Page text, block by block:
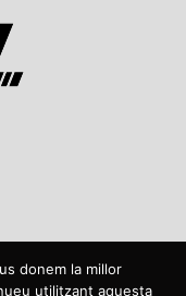
donem la millor
utilitzant aquesta